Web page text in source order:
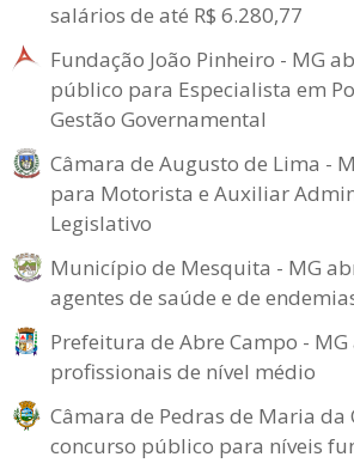
salários de até R$ 6.280,77
Fundação João Pinheiro - MG
público para Especialista em
Gestão Governamental
Câmara de Augusto de Lima -
para Motorista e Auxiliar
Legislativo
Município de Mesquita - MG
agentes de saúde e de
Prefeitura de Abre Campo -
profissionais de nível médio
Câmara de Pedras de Maria da
concurso público para níveis